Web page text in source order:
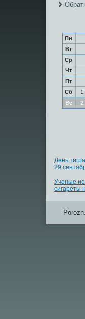
Пн
Вт
Ср
Чт
Пт
Сб
1
Вс
2
День
29
Ученые
сигареты